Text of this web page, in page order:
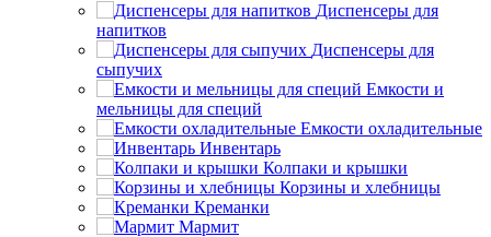
Диспенсеры для
напитков
Диспенсеры для
сыпучих
Емкости и
мельницы для специй
Емкости охладительные
Инвентарь
Колпаки и крышки
Корзины и хлебницы
Креманки
Мармит